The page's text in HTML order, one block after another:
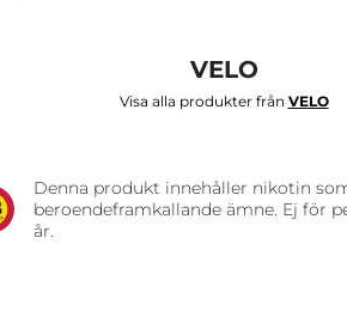
VELO
Visa alla produkter från VELO
Denna produkt innehåller nikotin
beroendeframkallande ämne. Ej för
år.